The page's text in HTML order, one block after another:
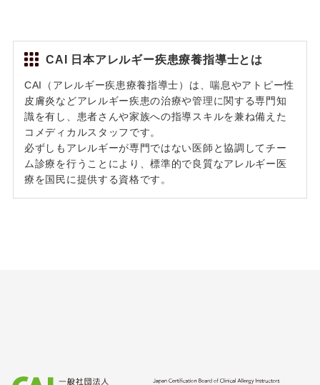
CAI 日本アレルギー疾患療養指導士とは
CAI（アレルギー疾患療養指導士）は、喘息やアトピー性
皮膚炎などアレルギー疾患の治療や管理に関する専門知
識を有し、患者さんや家族への指導スキルを兼ね備えた
コメディカルスタッフです。
必ずしもアレルギーが専門ではない医師と協調してチー
ム診療を行うことにより、標準的で良質なアレルギー医
療を国民に提供する資格です。